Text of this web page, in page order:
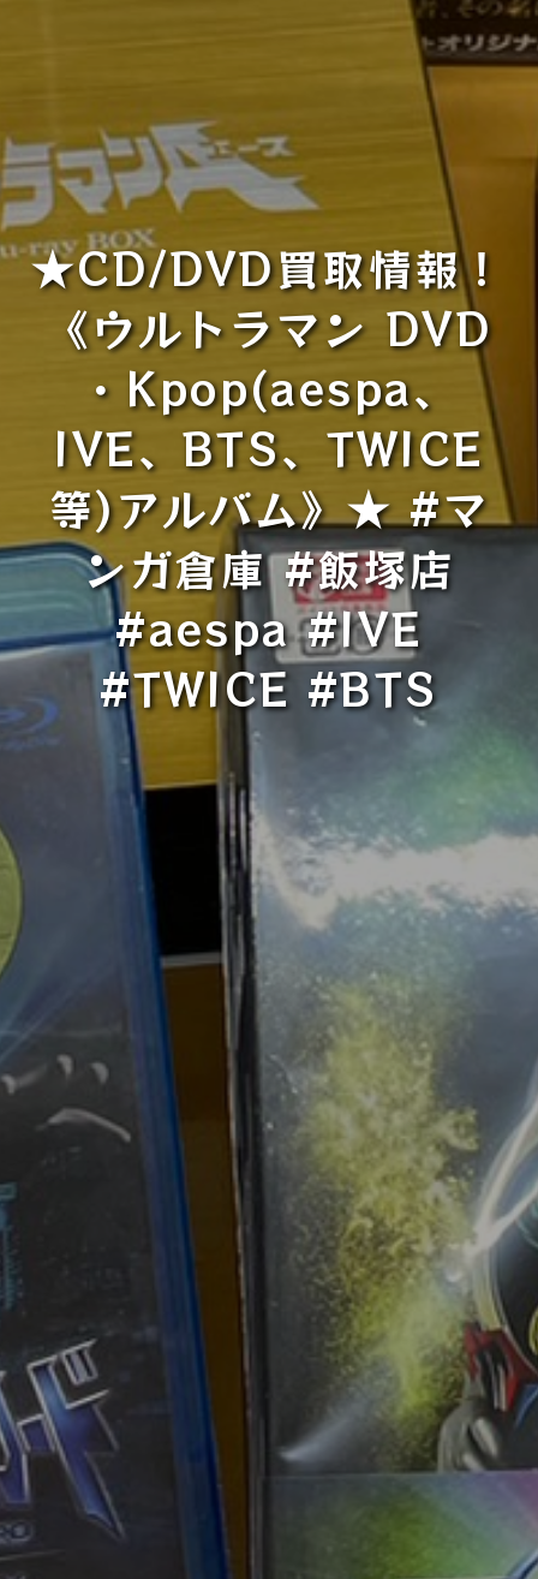
★CD/DVD買取情報！
《ウルトラマン DVD
・Kpop(aespa、
IVE、BTS、TWICE
等)アルバム》★ #マ
ンガ倉庫 #飯塚店
#aespa #IVE
#TWICE #BTS